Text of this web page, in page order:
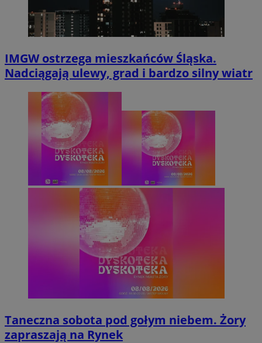
IMGW ostrzega mieszkańców Śląska.
Nadciągają ulewy, grad i bardzo silny wiatr
Taneczna sobota pod gołym niebem. Żory
zapraszają na Rynek